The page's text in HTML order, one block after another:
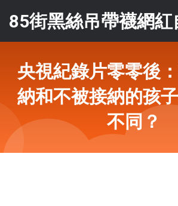
85街黑絲吊帶襪網紅
央視紀錄片零零後
納和不被接納的孩
不同？